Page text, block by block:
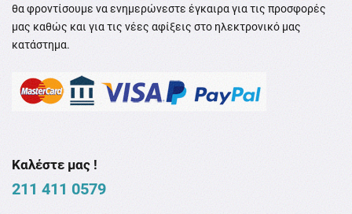
θα φροντίσουμε να ενημερώνεστε έγκαιρα για τις προσφορές
μας καθώς και για τις νέες αφίξεις στο ηλεκτρονικό μας
κατάστημα.
Καλέστε μας !
211 411 0579